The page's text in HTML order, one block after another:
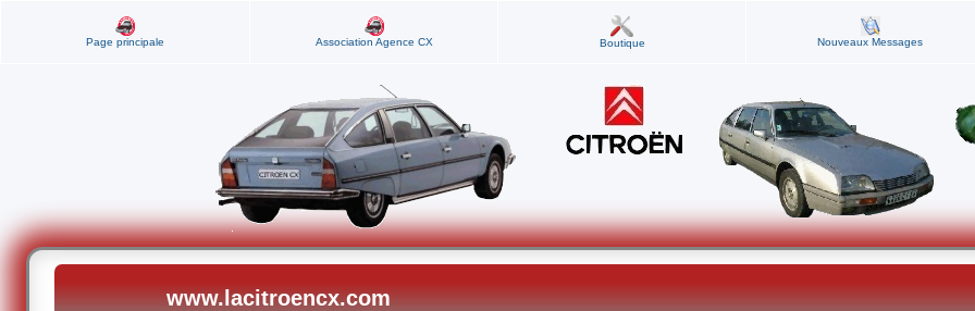
Page principale Association Agence CX Boutique Nouveaux Messages
www.lacitroencx.com